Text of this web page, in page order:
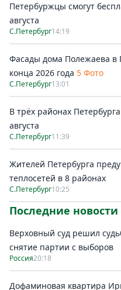
Петербуржцы смогут
августа
С.Петербург14:19
Фасады дома Полежаева в
конца 2026 года 5 Фото
С.Петербург13:01
В трёх районах
августа
С.Петербург11:39
Жителей Петербурга
теплосетей в 8 районах
С.Петербург10:25
Последние новости
Верховный суд решил
снятие партии с выборов
Россия20:18
Дофаминовая квартира